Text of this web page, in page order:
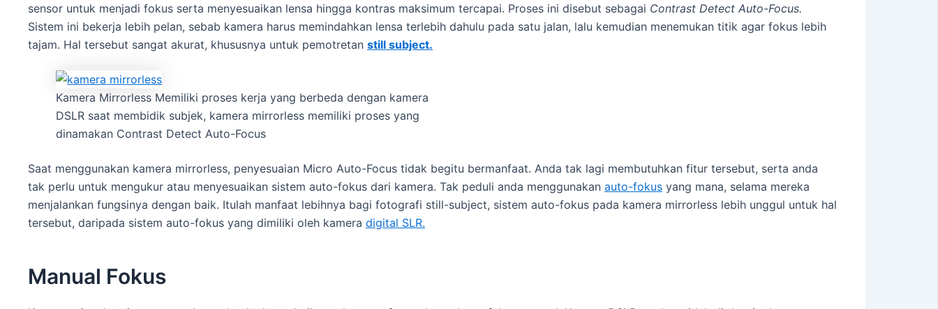
sensor untuk menjadi fokus serta menyesuaikan lensa hingga kontras maksimum tercapai. Proses ini disebut sebagai Contrast Detect Auto-Focus.
Sistem ini bekerja lebih pelan, sebab kamera harus memindahkan lensa terlebih dahulu pada satu jalan, lalu kemudian menemukan titik agar fokus lebih
tajam. Hal tersebut sangat akurat, khususnya untuk pemotretan still subject.
Kamera Mirrorless Memiliki proses kerja yang berbeda dengan kamera
DSLR saat membidik subjek, kamera mirrorless memiliki proses yang
dinamakan Contrast Detect Auto-Focus
Saat menggunakan kamera mirrorless, penyesuaian Micro Auto-Focus tidak begitu bermanfaat. Anda tak lagi membutuhkan fitur tersebut, serta anda
tak perlu untuk mengukur atau menyesuaikan sistem auto-fokus dari kamera. Tak peduli anda menggunakan auto-fokus yang mana, selama mereka
menjalankan fungsinya dengan baik. Itulah manfaat lebihnya bagi fotografi still-subject, sistem auto-fokus pada kamera mirrorless lebih unggul untuk hal
tersebut, daripada sistem auto-fokus yang dimiliki oleh kamera digital SLR.
Manual Fokus